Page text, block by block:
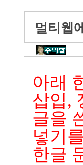
멀티웹
아래
삽입,
글을
넣기
한글